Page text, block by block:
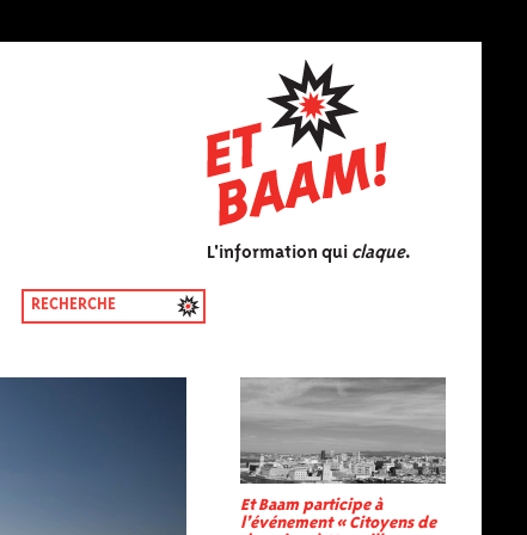
L'information qui claque.
Et Baam participe à
l’événement « Citoyens de